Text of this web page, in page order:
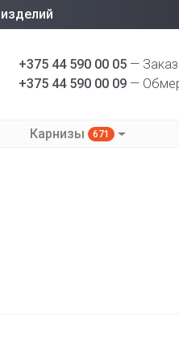
+375 44 590 00 05 —
+375 44 590 00 09 —
Карнизы 671